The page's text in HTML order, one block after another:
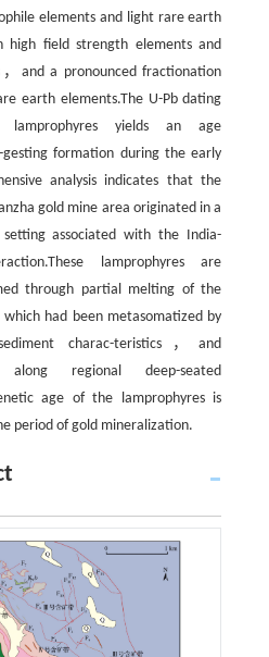
elements and light rare earth
high field strength elements and
and a pronounced fractionation
earth elements.The U-Pb dating
yields an age
formation during the early
analysis indicates that the
gold mine area originated in a
setting associated with the India-
lamprophyres are
through partial melting of the
had been metasomatized by
charac-teristics，and
along regional deep-seated
age of the lamprophyres is
period of gold mineralization.